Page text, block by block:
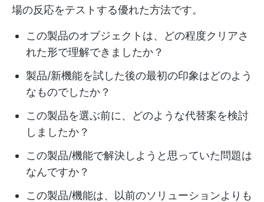
場の反応をテストする優れた方法です。
この製品のオブジェクトは、どの程度クリアさ
れた形で理解できましたか？
製品/新機能を試した後の最初の印象はどのよう
なものでしたか？
この製品を選ぶ前に、どのような代替案を検討
しましたか？
この製品/機能で解決しようと思っていた問題は
なんですか？
この製品/機能は、以前のソリューションよりも